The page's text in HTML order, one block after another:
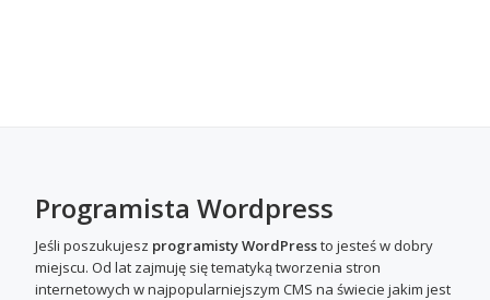
Programista Wordpress
Jeśli poszukujesz programisty WordPressto jesteś w dobry
miejscu. Od lat zajmuję się tematyką tworzenia stron
internetowych w najpopularniejszym CMS na świecie jakim jest